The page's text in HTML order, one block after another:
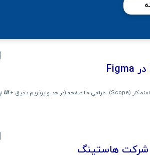
UI
شرکت هاستینگ